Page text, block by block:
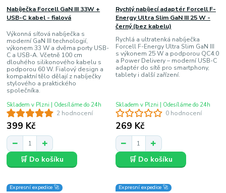
2 hodnocení
Nabíječka Forcell GaN III 33W +
USB-C kabel - fialová
Výkonná síťová nabíječka s
moderní GaN III technologií,
výkonem 33 W a dvěma porty USB-
C a USB-A. Včetně 100 cm
dlouhého silikonového kabelu s
podporou 60 W. Fialový design a
kompaktní tělo dělají z nabíječky
stylového a praktického
společníka.
399 Kč
Skladem v Plzni | Odesíláme do 24h
🛒 Do košíku
0 hodnocení
Rychlý nabíjecí adaptér Forcell F-
Energy Ultra Slim GaN III 25 W -
černý (bez kabelu)
Rychlá a ultratenká nabíječka
Forcell F-Energy Ultra Slim GaN III
s výkonem 25 W a podporou QC4.0
a Power Delivery – moderní USB-C
adaptér do sítě pro smartphony,
tablety i další zařízení.
269 Kč
Skladem v Plzni | Odesíláme do 24h
🛒 Do košíku
Expresní expedice 🚀 Expresní expedice 🚀